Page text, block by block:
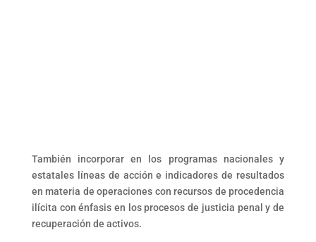
También incorporar en los programas nacionales y
estatales líneas de acción e indicadores de resultados
en materia de operaciones con recursos de procedencia
ilícita con énfasis en los procesos de justicia penal y de
recuperación de activos.